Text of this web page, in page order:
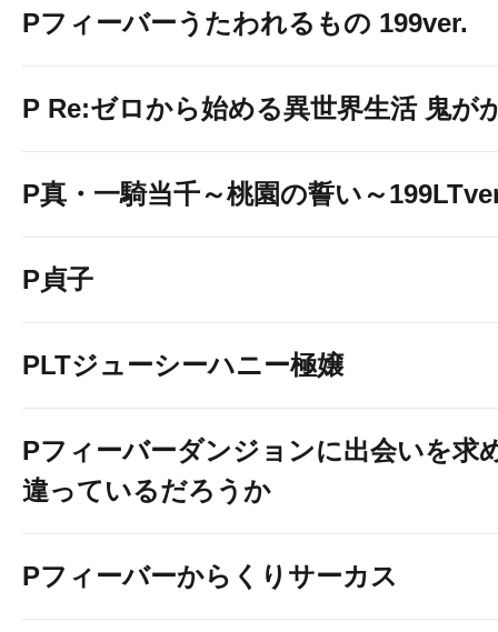
Pフィーバーうたわれるもの 199ver.
P Re:ゼロから始める異世界生活 鬼が
P真・一騎当千～桃園の誓い～
P貞子
PLTジューシーハニー極嬢
Pフィーバーダンジョンに出会いを求
違っているだろうか
Pフィーバーからくりサーカス